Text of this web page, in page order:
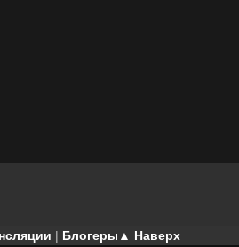
▲ Наверх
| Блогеры